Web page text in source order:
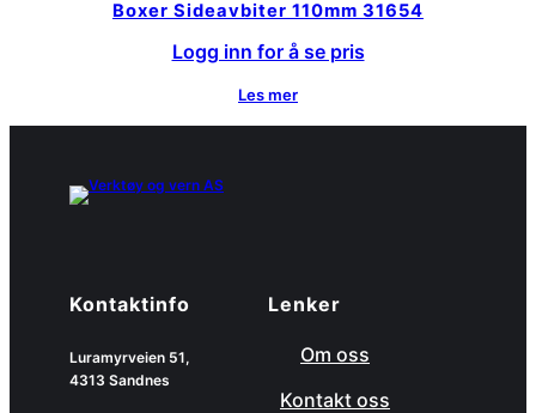
Boxer Sideavbiter 110mm 31654
Logg inn for å se pris
Les mer
Kontaktinfo
Luramyrveien 51,
4313 Sandnes
Lenker
Om oss
Kontakt oss